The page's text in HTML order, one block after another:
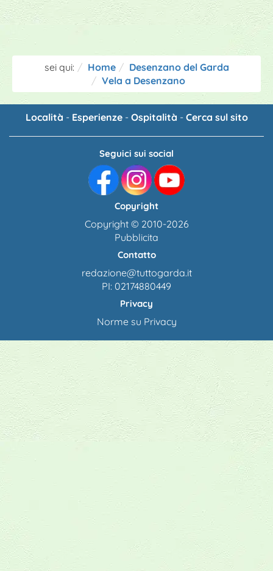
sei qui: Home
Desenzano del Garda
Vela a Desenzano
Località - Esperienze- Ospitalità - Cerca sul sito
Seguici sui social
Copyright
Copyright © 2010-2026
Pubblicita
Contatto
redazione@tuttogarda.it
PI: 02174880449
Privacy
Norme su Privacy